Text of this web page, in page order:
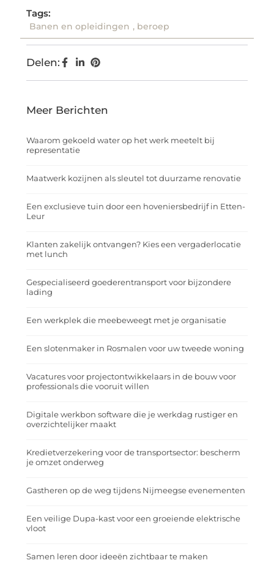
Tags:
Banen en opleidingen , beroep
Delen:
Meer Berichten
Waarom gekoeld water op het werk meetelt bij
representatie
Maatwerk kozijnen als sleutel tot duurzame renovatie
Een exclusieve tuin door een hoveniersbedrijf in Etten-
Leur
Klanten zakelijk ontvangen? Kies een vergaderlocatie
met lunch
Gespecialiseerd goederentransport voor bijzondere
lading
Een werkplek die meebeweegt met je organisatie
Een slotenmaker in Rosmalen voor uw tweede woning
Vacatures voor projectontwikkelaars in de bouw voor
professionals die vooruit willen
Digitale werkbon software die je werkdag rustiger en
overzichtelijker maakt
Kredietverzekering voor de transportsector: bescherm
je omzet onderweg
Gastheren op de weg tijdens Nijmeegse evenementen
Een veilige Dupa-kast voor een groeiende elektrische
vloot
Samen leren door ideeën zichtbaar te maken